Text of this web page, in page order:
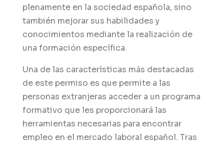
plenamente en la sociedad española, sino
también mejorar sus habilidades y
conocimientos mediante la realización de
una formación específica.
Una de las características más destacadas
de este permiso es que permite a las
personas extranjeras acceder a un programa
formativo que les proporcionará las
herramientas necesarias para encontrar
empleo en el mercado laboral español. Tras